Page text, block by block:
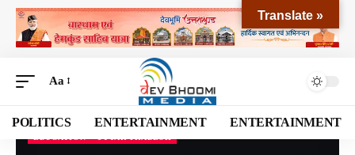
Aa
POLITICS ENTERTAINMENT ENTERTAINMENT
Translate »